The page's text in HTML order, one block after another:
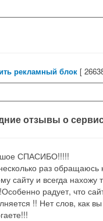
рекламный блок [
отзывы о
СПАСИБО!!!!!
раз обращаюсь
сайту и всегда нахожу
радует, что
!! Нет слов, как вы